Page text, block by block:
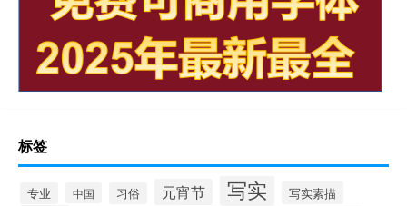
标签
专业 中国 习俗 元宵节 写实 写实素描